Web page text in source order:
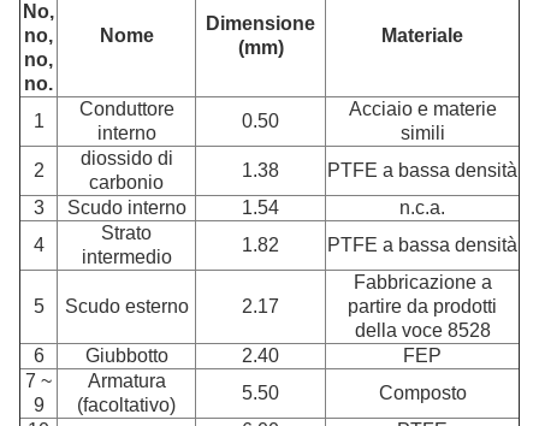
No,
no,
no,
no.
Nome
Dimensione
(mm)
Materiale
1
Conduttore
interno
0.50
Acciaio e materie
simili
2
diossido di
carbonio
1.38
PTFE a bassa densità
3
Scudo interno 1.54
n.c.a.
4
Strato
intermedio
1.82 PTFE a bassa densità
5 Scudo esterno 2.17
Fabbricazione a
partire da prodotti
della voce 8528
6
Giubbotto 2.40
FEP
7 ~
9
Armatura
(facoltativo)
5.50
Composto